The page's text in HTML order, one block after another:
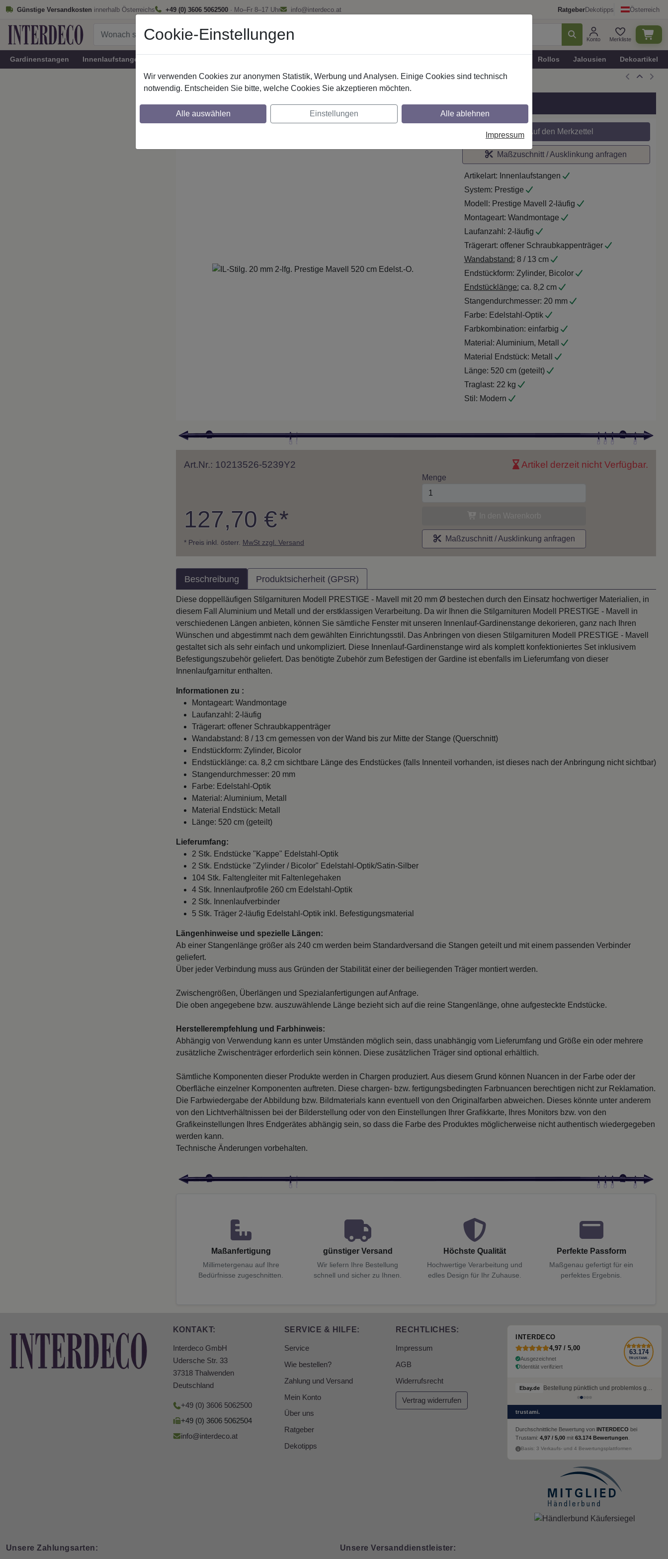
Günstige Versandkosten innerhalb Österreichs +49 (0) 3606 5062500 · Mo–Fr 8–17 Uhr info@interdeco.at RatgeberDekotipps Österreich
Konto Merkliste
Gardinenstangen Innenlaufstangen Rollos Jalousien Dekoartikel
IL-Stilg. 20 mm 2-lfg. Prestige Mavell 520 cm Edelst.-O.
Maßzuschnitt möglich
Auf den Merkzettel
Maßzuschnitt / Ausklinkung anfragen
Artikelart: Innenlaufstangen
System: Prestige
Modell: Prestige Mavell 2-läufig
Montageart: Wandmontage
Laufanzahl: 2-läufig
Trägerart: offener Schraubkappenträger
Wandabstand: 8 / 13 cm
Endstückform: Zylinder, Bicolor
Endstücklänge: ca. 8,2 cm
Stangendurchmesser: 20 mm
Farbe: Edelstahl-Optik
Farbkombination: einfarbig
Material: Aluminium, Metall
Material Endstück: Metall
Länge: 520 cm (geteilt)
Traglast: 22 kg
Stil: Modern
Art.Nr.: 10213526-5239Y2 Artikel derzeit nicht Verfügbar.
127,70 €*
* Preis inkl. österr. MwSt zzgl. Versand
Menge
Maßzuschnitt / Ausklinkung anfragen
Beschreibung Produktsicherheit (GPSR)
Diese doppelläufigen Stilgarnituren Modell PRESTIGE - Mavell mit 20 mm Ø bestechen durch den Einsatz hochwertiger Materialien, in
diesem Fall Aluminium und Metall und der erstklassigen Verarbeitung. Da wir Ihnen die Stilgarnituren Modell PRESTIGE - Mavell in
verschiedenen Längen anbieten, können Sie sämtliche Fenster mit unseren Innenlauf-Gardinenstange dekorieren, ganz nach Ihren
Wünschen und abgestimmt nach dem gewählten Einrichtungsstil. Das Anbringen von diesen Stilgarnituren Modell PRESTIGE - Mavell
gestaltet sich als sehr einfach und unkompliziert. Diese Innenlauf-Gardinenstange wird als komplett konfektioniertes Set inklusivem
Befestigungszubehör geliefert. Das benötigte Zubehör zum Befestigen der Gardine ist ebenfalls im Lieferumfang von dieser
Innenlaufgarnitur enthalten.
Informationen zu :
Montageart: Wandmontage
Laufanzahl: 2-läufig
Trägerart: offener Schraubkappenträger
Wandabstand: 8 / 13 cm gemessen von der Wand bis zur Mitte der Stange (Querschnitt)
Endstückform: Zylinder, Bicolor
Endstücklänge: ca. 8,2 cm sichtbare Länge des Endstückes (falls Innenteil vorhanden, ist dieses nach der Anbringung nicht sichtbar)
Stangendurchmesser: 20 mm
Farbe: Edelstahl-Optik
Material: Aluminium, Metall
Material Endstück: Metall
Länge: 520 cm (geteilt)
Lieferumfang:
2 Stk. Endstücke "Kappe" Edelstahl-Optik
2 Stk. Endstücke "Zylinder / Bicolor" Edelstahl-Optik/Satin-Silber
104 Stk. Faltengleiter mit Faltenlegehaken
4 Stk. Innenlaufprofile 260 cm Edelstahl-Optik
2 Stk. Innenlaufverbinder
5 Stk. Träger 2-läufig Edelstahl-Optik inkl. Befestigungsmaterial
Längenhinweise und spezielle Längen:
Ab einer Stangenlänge größer als 240 cm werden beim Standardversand die Stangen geteilt und mit einem passenden Verbinder
geliefert.
Über jeder Verbindung muss aus Gründen der Stabilität einer der beiliegenden Träger montiert werden.
Zwischengrößen, Überlängen und Spezialanfertigungen auf Anfrage.
Die oben angegebene bzw. auszuwählende Länge bezieht sich auf die reine Stangenlänge, ohne aufgesteckte Endstücke.
Herstellerempfehlung und Farbhinweis:
Abhängig von Verwendung kann es unter Umständen möglich sein, dass unabhängig vom Lieferumfang und Größe ein oder mehrere
zusätzliche Zwischenträger erforderlich sein können. Diese zusätzlichen Träger sind optional erhältlich.
Sämtliche Komponenten dieser Produkte werden in Chargen produziert. Aus diesem Grund können Nuancen in der Farbe oder der
Oberfläche einzelner Komponenten auftreten. Diese chargen- bzw. fertigungsbedingten Farbnuancen berechtigen nicht zur Reklamation.
Die Farbwiedergabe der Abbildung bzw. Bildmaterials kann eventuell von den Originalfarben abweichen. Dieses könnte unter anderem
von den Lichtverhältnissen bei der Bilderstellung oder von den Einstellungen Ihrer Grafikkarte, Ihres Monitors bzw. von den
Grafikeinstellungen Ihres Endgerätes abhängig sein, so dass die Farbe des Produktes möglicherweise nicht authentisch wiedergegeben
werden kann.
Technische Änderungen vorbehalten.
Maßanfertigung
Millimetergenau auf Ihre
Bedürfnisse zugeschnitten.
günstiger Versand
Wir liefern Ihre Bestellung
schnell und sicher zu Ihnen.
Höchste Qualität
Hochwertige Verarbeitung und
edles Design für Ihr Zuhause.
Perfekte Passform
Maßgenau gefertigt für ein
perfektes Ergebnis.
KONTAKT:
Interdeco GmbH
Udersche Str. 33
37318 Thalwenden
Deutschland
+49 (0) 3606 5062500
+49 (0) 3606 5062504
info@interdeco.at
SERVICE & HILFE:
Service
Wie bestellen?
Zahlung und Versand
Mein Konto
Über uns
Ratgeber
Dekotipps
RECHTLICHES:
Impressum
AGB
Widerrufsrecht
Vertrag widerrufen
INTERDECO
4,97 / 5,00
Ausgezeichnet
Identität verifiziert
63.174
TRUSTAMI.
Ebay.de Bestellung pünktlich und problemlos geliefert
trustami.
Durchschnittliche Bewertung von INTERDECO bei
Trustami: 4,97 / 5,00 mit 63.174 Bewertungen
Basis: 3 Verkaufs- und 4 Bewertungsplattformen
Unsere Zahlungsarten: Unsere Versanddienstleister:
Cookie-Einstellungen
Wir verwenden Cookies zur anonymen Statistik, Werbung und Analysen. Einige Cookies sind technisch
notwendig. Entscheiden Sie bitte, welche Cookies Sie akzeptieren möchten.
Alle auswählen Einstellungen Alle ablehnen
Impressum